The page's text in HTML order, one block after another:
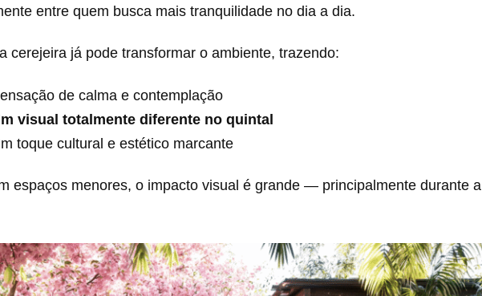
entre quem busca mais tranquilidade no dia a dia.
cerejeira já pode transformar o ambiente, trazendo:
de calma e contemplação
visual totalmente diferente no quintal
toque cultural e estético marcante
espaços menores, o impacto visual é grande — principalmente durante a